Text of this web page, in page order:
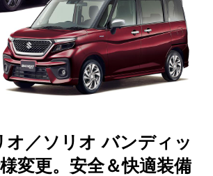
オ／ソリオ バンディッ
変更。安全＆快適装備